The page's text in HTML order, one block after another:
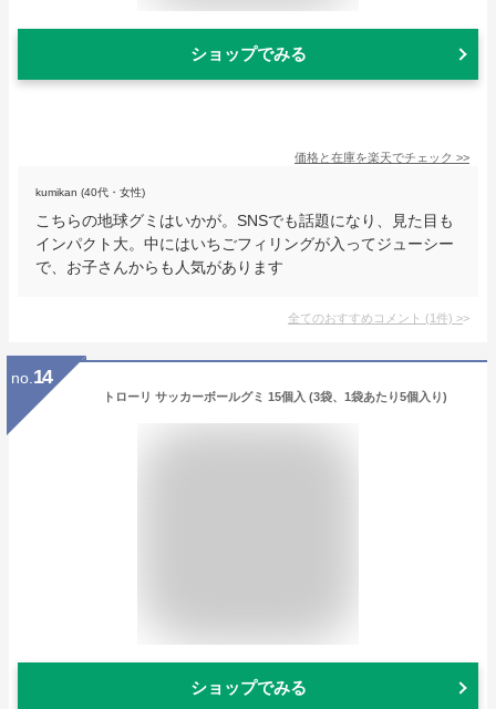
ショップでみる
価格と在庫を楽天でチェック >>
kumikan (40代・女性)
こちらの地球グミはいかが。SNSでも話題になり、見た目も
インパクト大。中にはいちごフィリングが入ってジューシー
で、お子さんからも人気があります
全てのおすすめコメント (1件) >
no. 14
トローリ サッカーボールグミ 15個入 (3袋、1袋あたり5個入り)
ショップでみる